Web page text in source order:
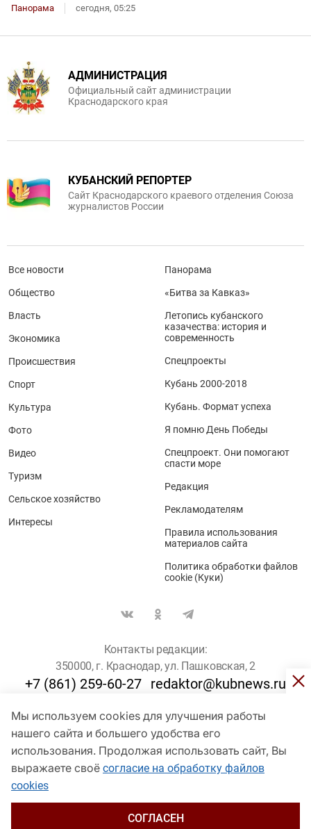
Панорама сегодня, 05:25
Мы используем cookies для улучшения работы
нашего сайта и большего удобства его
использования. Продолжая использовать сайт, Вы
выражаете своё согласие на обработку файлов
cookies
СОГЛАСЕН
АДМИНИСТРАЦИЯ
Официальный сайт администрации
Краснодарского края
КУБАНСКИЙ РЕПОРТЕР
Сайт Краснодарского краевого отделения Союза
журналистов России
Все новости
Общество
Власть
Экономика
Происшествия
Спорт
Культура
Фото
Видео
Туризм
Сельское хозяйство
Интересы
Панорама
«Битва за Кавказ»
Летопись кубанского
казачества: история и
современность
Спецпроекты
Кубань 2000-2018
Кубань. Формат успеха
Я помню День Победы
Спецпроект. Они помогают
спасти море
Редакция
Рекламодателям
Правила использования
материалов сайта
Политика обработки файлов
cookie (Куки)
Контакты редакции:
350000, г. Краснодар, ул. Пашковская, 2
+7 (861) 259-60-27 redaktor@kubnews.ru
Для пользователей старше 16 лет
© Кубанские Новости, 2017
Сетевое издание «kubnews» зарегистрировано Федеральной
службой по надзору в сфере связи, информационных технологий
и массовых коммуникаций (Роскомнадзор). Регистрационный
Пашковская, 2). Главный редактор – Филиппов О. Ю.